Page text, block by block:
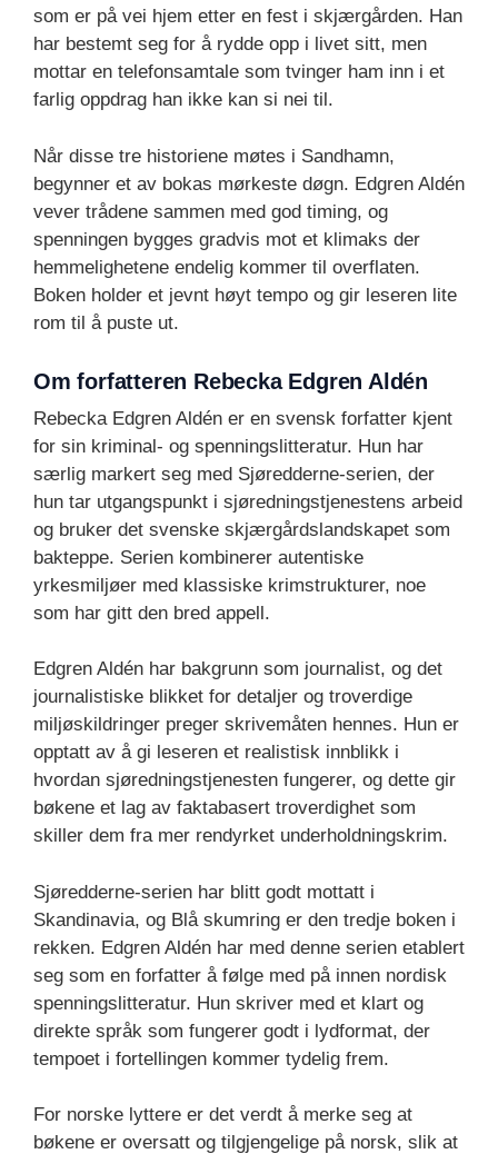
som er på vei hjem etter en fest i skjærgården. Han
har bestemt seg for å rydde opp i livet sitt, men
mottar en telefonsamtale som tvinger ham inn i et
farlig oppdrag han ikke kan si nei til.
Når disse tre historiene møtes i Sandhamn,
begynner et av bokas mørkeste døgn. Edgren Aldén
vever trådene sammen med god timing, og
spenningen bygges gradvis mot et klimaks der
hemmelighetene endelig kommer til overflaten.
Boken holder et jevnt høyt tempo og gir leseren lite
rom til å puste ut.
Om forfatteren Rebecka Edgren Aldén
Rebecka Edgren Aldén er en svensk forfatter kjent
for sin kriminal- og spenningslitteratur. Hun har
særlig markert seg med Sjøredderne-serien, der
hun tar utgangspunkt i sjøredningstjenestens arbeid
og bruker det svenske skjærgårdslandskapet som
bakteppe. Serien kombinerer autentiske
yrkesmiljøer med klassiske krimstrukturer, noe
som har gitt den bred appell.
Edgren Aldén har bakgrunn som journalist, og det
journalistiske blikket for detaljer og troverdige
miljøskildringer preger skrivemåten hennes. Hun er
opptatt av å gi leseren et realistisk innblikk i
hvordan sjøredningstjenesten fungerer, og dette gir
bøkene et lag av faktabasert troverdighet som
skiller dem fra mer rendyrket underholdningskrim.
Sjøredderne-serien har blitt godt mottatt i
Skandinavia, og Blå skumring er den tredje boken i
rekken. Edgren Aldén har med denne serien etablert
seg som en forfatter å følge med på innen nordisk
spenningslitteratur. Hun skriver med et klart og
direkte språk som fungerer godt i lydformat, der
tempoet i fortellingen kommer tydelig frem.
For norske lyttere er det verdt å merke seg at
bøkene er oversatt og tilgjengelige på norsk, slik at